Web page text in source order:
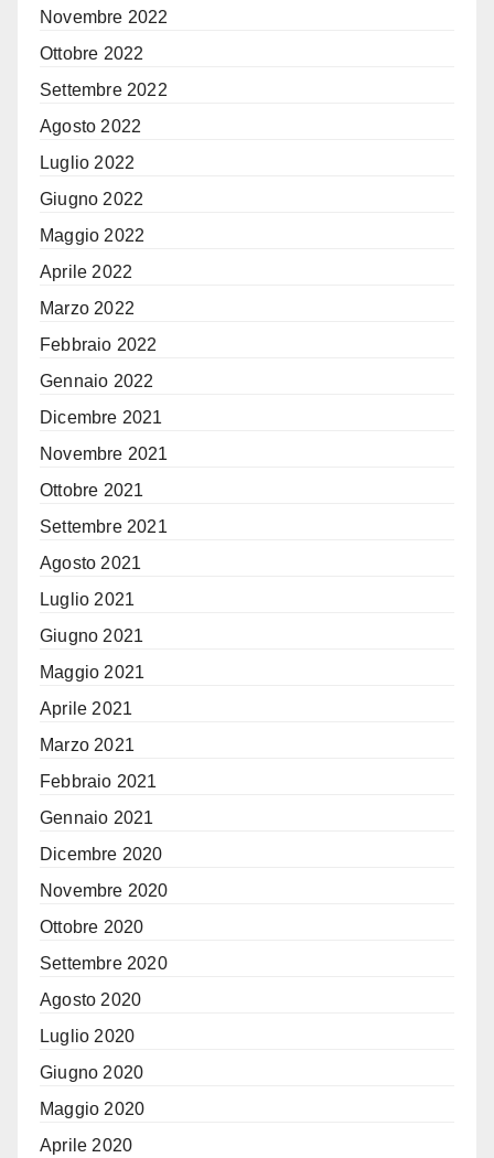
Novembre 2022
Ottobre 2022
Settembre 2022
Agosto 2022
Luglio 2022
Giugno 2022
Maggio 2022
Aprile 2022
Marzo 2022
Febbraio 2022
Gennaio 2022
Dicembre 2021
Novembre 2021
Ottobre 2021
Settembre 2021
Agosto 2021
Luglio 2021
Giugno 2021
Maggio 2021
Aprile 2021
Marzo 2021
Febbraio 2021
Gennaio 2021
Dicembre 2020
Novembre 2020
Ottobre 2020
Settembre 2020
Agosto 2020
Luglio 2020
Giugno 2020
Maggio 2020
Aprile 2020